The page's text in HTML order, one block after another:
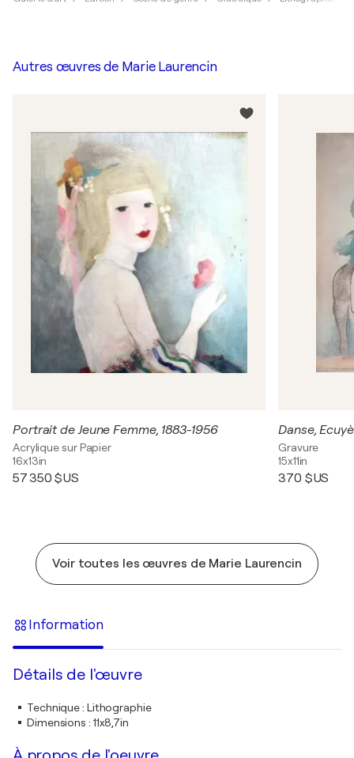
Autres œuvres de Marie Laurencin
Portrait de Jeune Femme, 1883-1956
Acrylique sur Papier
16x13in
57 350 $US
Danse,
Gravure
15x11in
370 $US
Voir toutes les œuvres de Marie Laurencin
Information
Détails de l'œuvre
Technique: Lithographie
Dimensions : 11x8,7in